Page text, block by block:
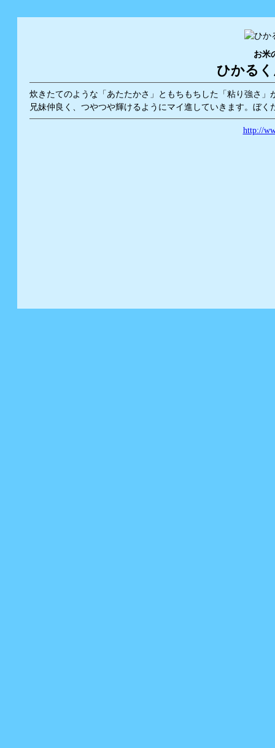
お米
ひかる
炊きたてのような「あたたかさ」ともちもちした「粘り強さ
兄妹仲良く、つやつや輝けるようにマイ進していきます。ぼ
http://